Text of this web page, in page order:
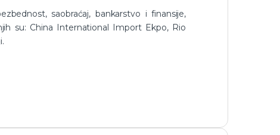
saobraćaj, bankarstvo i finansije,
su: China International Import Ekpo, Rio